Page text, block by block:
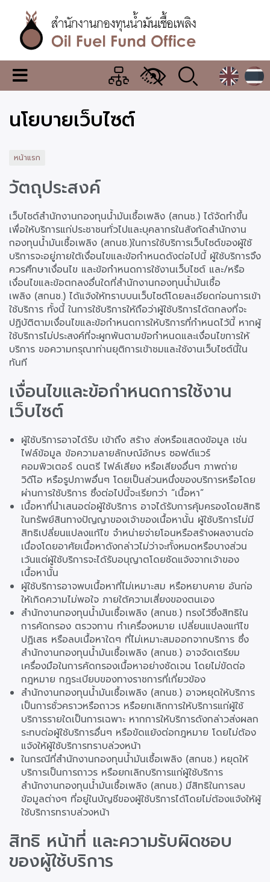
เนื้อหา
หลักสำนักงาน
กองทุน
น้ำมัน
เพลิง
เมนู
เปลี่ยน
นโยบายเว็บไซต์
หน้าแรก
วัตถุประสงค์
เว็บไซต์สำนักงานกองทุนน้ำมันเชื้อเพลิง (สกนช.) ได้จัดทำขึ้น
เพื่อให้บริการแก่ประชาชนทั่วไปและบุคลากรในสังกัดสำนักงาน
กองทุนน้ำมันเชื้อเพลิง (สกนช.)ในการใช้บริการเว็บไซต์ของผู้ใช้
บริการจะอยู่ภายใต้เงื่อนไขและข้อกำหนดดังต่อไปนี้ ผู้ใช้บริการจึง
ควรศึกษาเงื่อนไข และข้อกำหนดการใช้งานเว็บไซต์ และ/หรือ
เงื่อนไขและข้อตกลงอื่นใดที่สำนักงานกองทุนน้ำมันเชื้อ
เพลิง (สกนช.) ได้แจ้งให้ทราบบนเว็บไซต์โดยละเอียดก่อนการเข้า
ใช้บริการ ทั้งนี้ ในการใช้บริการให้ถือว่าผู้ใช้บริการได้ตกลงที่จะ
ปฏิบัติตามเงื่อนไขและข้อกำหนดการให้บริการที่กำหนดไว้นี้ หากผู้
ใช้บริการไม่ประสงค์ที่จะผูกพันตามข้อกำหนดและเงื่อนไขการให้
บริการ ขอความกรุณาท่านยุติการเข้าชมและใช้งานเว็บไซต์นี้ใน
ทันที
เงื่อนไขและข้อกำหนดการใช้งาน
เว็บไซต์
ผู้ใช้บริการอาจได้รับ เข้าถึง สร้าง ส่งหรือแสดงข้อมูล เช่น
ไฟล์ข้อมูล ข้อความลายลักษณ์อักษร ซอฟต์แวร์
คอมพิวเตอร์ ดนตรี ไฟล์เสียง หรือเสียงอื่นๆ ภาพถ่าย
วิดีโอ หรือรูปภาพอื่นๆ โดยเป็นส่วนหนึ่งของบริการหรือโดย
ผ่านการใช้บริการ ซึ่งต่อไปนี้จะเรียกว่า “เนื้อหา”
เนื้อหาที่นำเสนอต่อผู้ใช้บริการ อาจได้รับการคุ้มครองโดยสิทธิ
ในทรัพย์สินทางปัญญาของเจ้าของเนื้อหานั้น ผู้ใช้บริการไม่มี
สิทธิเปลี่ยนแปลงแก้ไข จำหน่ายจ่ายโอนหรือสร้างผลงานต่อ
เนื่องโดยอาศัยเนื้อหาดังกล่าวไม่ว่าจะทั้งหมดหรือบางส่วน
เว้นแต่ผู้ใช้บริการจะได้รับอนุญาตโดยชัดแจ้งจากเจ้าของ
เนื้อหานั้น
ผู้ใช้บริการอาจพบเนื้อหาที่ไม่เหมาะสม หรือหยาบคาย อันก่อ
ให้เกิดความไม่พอใจ ภายใต้ความเสี่ยงของตนเอง
สำนักงานกองทุนน้ำมันเชื้อเพลิง (สกนช.) ทรงไว้ซึ่งสิทธิใน
การคัดกรอง ตรวจทาน ทำเครื่องหมาย เปลี่ยนแปลงแก้ไข
ปฏิเสธ หรือลบเนื้อหาใดๆ ที่ไม่เหมาะสมออกจากบริการ ซึ่ง
สำนักงานกองทุนน้ำมันเชื้อเพลิง (สกนช.) อาจจัดเตรียม
เครื่องมือในการคัดกรองเนื้อหาอย่างชัดเจน โดยไม่ขัดต่อ
กฎหมาย กฎระเบียบของทางราชการที่เกี่ยวข้อง
สำนักงานกองทุนน้ำมันเชื้อเพลิง (สกนช.) อาจหยุดให้บริการ
เป็นการชั่วคราวหรือถาวร หรือยกเลิกการให้บริการแก่ผู้ใช้
บริการรายใดเป็นการเฉพาะ หากการให้บริการดังกล่าวส่งผลก
ระทบต่อผู้ใช้บริการอื่นๆ หรือขัดแย้งต่อกฎหมาย โดยไม่ต้อง
แจ้งให้ผู้ใช้บริการทราบล่วงหน้า
ในกรณีที่สำนักงานกองทุนน้ำมันเชื้อเพลิง (สกนช.) หยุดให้
บริการเป็นการถาวร หรือยกเลิกบริการแก่ผู้ใช้บริการ
สำนักงานกองทุนน้ำมันเชื้อเพลิง (สกนช.) มีสิทธิในการลบ
ข้อมูลต่างๆ ที่อยู่ในบัญชีของผู้ใช้บริการได้โดยไม่ต้องแจ้งให้ผู้
ใช้บริการทราบล่วงหน้า
สิทธิ หน้าที่ และความรับผิดชอบ
ของผู้ใช้บริการ